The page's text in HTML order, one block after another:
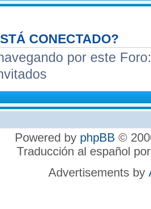
CONECTADO?
por este
Powered by phpBB ©
Traducción al español
Advertisements by